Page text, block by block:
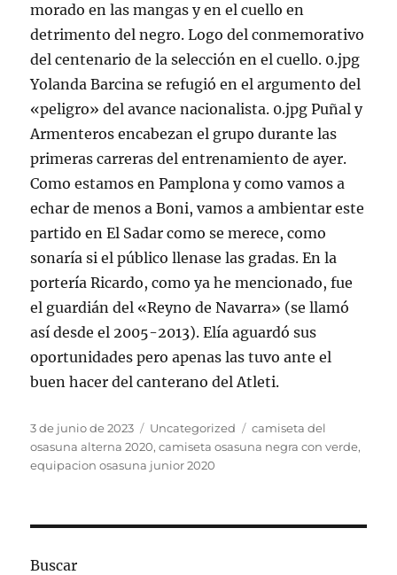
morado en las mangas y en el cuello en
detrimento del negro. Logo del conmemorativo
del centenario de la selección en el cuello. 0.jpg
Yolanda Barcina se refugió en el argumento del
«peligro» del avance nacionalista. 0.jpg Puñal y
Armenteros encabezan el grupo durante las
primeras carreras del entrenamiento de ayer.
Como estamos en Pamplona y como vamos a
echar de menos a Boni, vamos a ambientar este
partido en El Sadar como se merece, como
sonaría si el público llenase las gradas. En la
portería Ricardo, como ya he mencionado, fue
el guardián del «Reyno de Navarra» (se llamó
así desde el 2005-2013). Elía aguardó sus
oportunidades pero apenas las tuvo ante el
buen hacer del canterano del Atleti.
Publicado
el
3 de junio de 2023 Categorías
Uncategorized Etiquetas
camiseta del
osasuna alterna 2020,camiseta osasuna negra con verde,
equipacion osasuna junior 2020
Buscar